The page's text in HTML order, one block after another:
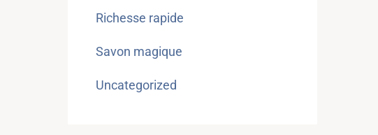
Richesse rapide
Savon magique
Uncategorized